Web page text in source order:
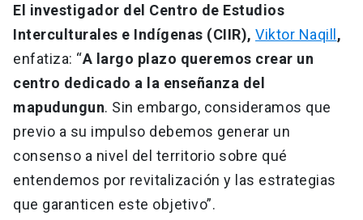
El investigador del Centro de Estudios
Interculturales e Indígenas (CIIR), Viktor Naqill ,
enfatiza: “A largo plazo queremos crear un
centro dedicado a la enseñanza del
mapudungun. Sin embargo, consideramos que
previo a su impulso debemos generar un
consenso a nivel del territorio sobre qué
entendemos por revitalización y las estrategias
que garanticen este objetivo”.